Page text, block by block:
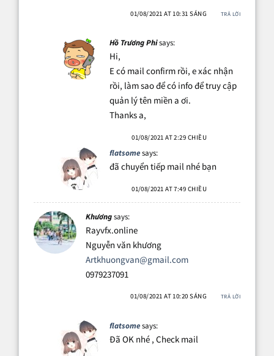
01/08/2021 AT 10:31 SÁNG TRẢ LỜI
Hồ Trương Phisays:
Hi,
E có mail confirm rồi, e xác nhận
rồi, làm sao để có info để truy cập
quản lý tên miền a ơi.
Thanks a,
01/08/2021 AT 2:29 CHIỀU
flatsomesays:
đã chuyển tiếp mail nhé bạn
01/08/2021 AT 7:49 CHIỀU
Khươngsays:
Rayvfx.online
Nguyễn văn khương
Artkhuongvan@gmail.com
0979237091
01/08/2021 AT 10:20 SÁNG TRẢ LỜI
flatsomesays:
Đã OK nhé , Check mail